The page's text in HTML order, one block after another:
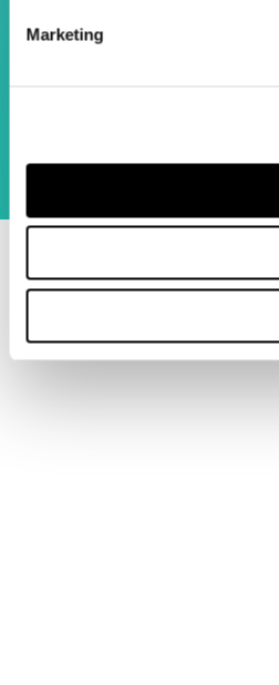
Marketing